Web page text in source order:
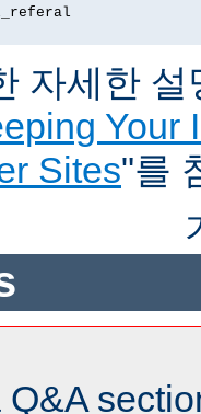
자세한
Your
Sites"를